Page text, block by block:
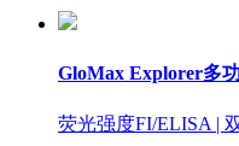
GloMax Explorer多
荧光强度FI/ELISA |